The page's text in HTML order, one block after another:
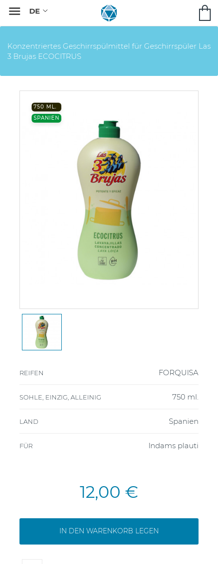

Konzentriertes Geschirrspülmittel für Geschirrspüler Las
3 Brujas ECOCITRUS
750 ML.
SPANIEN
REIFEN FORQUISA
SOHLE, EINZIG, ALLEINIG 750 ml.
LAND Spanien
FÜR Indams plauti
12,00 €
IN DEN WARENKORB LEGEN